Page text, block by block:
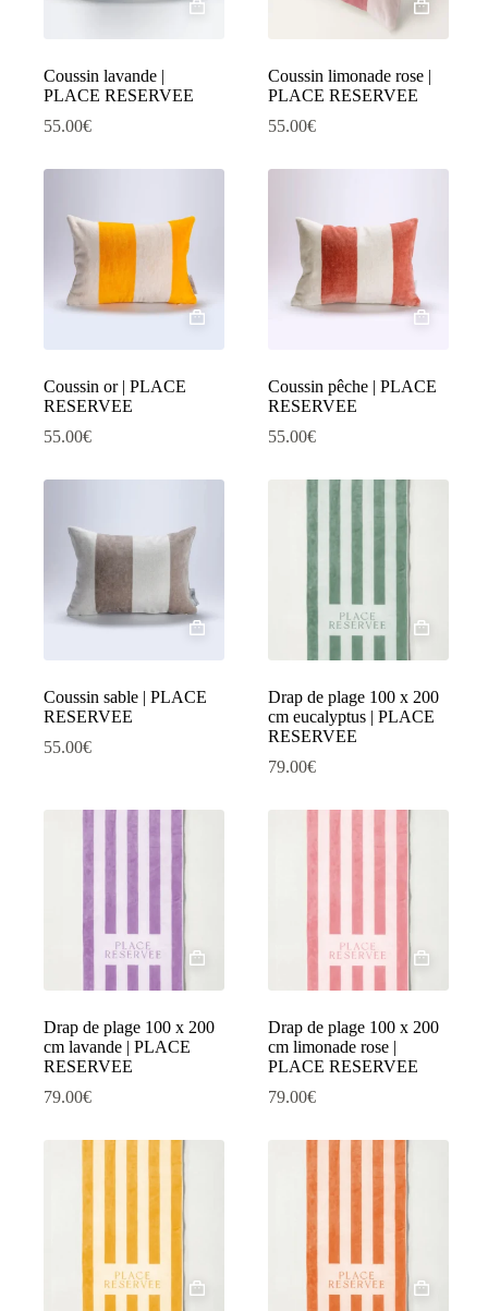
Coussin lavande |
PLACE RESERVEE
55.00€
Coussin limonade rose |
PLACE RESERVEE
55.00€
Coussin or | PLACE
RESERVEE
55.00€
Coussin pêche | PLACE
RESERVEE
55.00€
Coussin sable | PLACE
RESERVEE
55.00€
Drap de plage 100 x 200
cm eucalyptus | PLACE
RESERVEE
79.00€
Drap de plage 100 x 200
cm lavande | PLACE
RESERVEE
79.00€
Drap de plage 100 x 200
cm limonade rose |
PLACE RESERVEE
79.00€